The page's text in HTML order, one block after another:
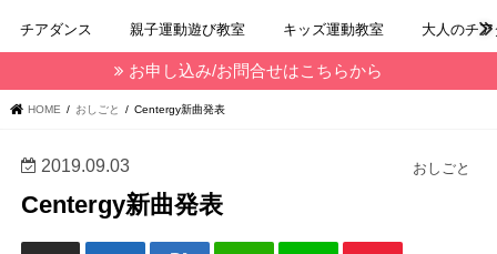
チアダンス 親子運動遊び教室 キッズ運動教室 大人のチ
お申し込み/お問合せはこちらから
HOME おしごと Centergy新曲発表
おしごと
2019.09.03
Centergy新曲発表